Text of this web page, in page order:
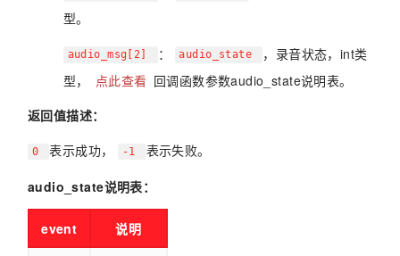
型。
audio_msg[2] ： audio_state
，录音状态，int类
型，
点此查看 回调函数参数audio_state说明表。
返回值描述：
0 表示成功， -1 表示失败。
audio_state说明表：
event 说明